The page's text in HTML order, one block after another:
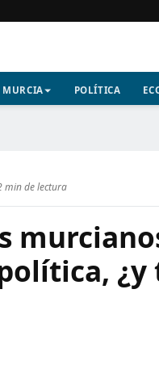
MURCIA POLÍTICA
min de lectura
¿y